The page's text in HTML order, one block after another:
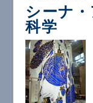
シーナ
科学